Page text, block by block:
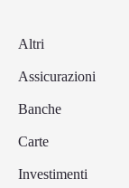
Altri
Assicurazioni
Banche
Carte
Investimenti